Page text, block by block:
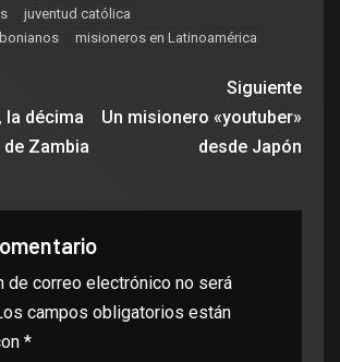
juventud católica
misioneros en Latinoamérica
la décima
Zambia
Siguiente
Un misionero «youtuber»
desde Japón
de correo electrónico no será
campos obligatorios están
*